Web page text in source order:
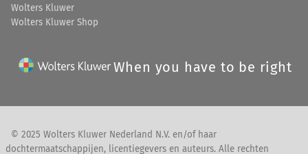
Wolters Kluwer
Wolters Kluwer Shop
When you have to be right
© 2025 Wolters Kluwer Nederland N.V. en/of haar
dochtermaatschappijen, licentiegevers en auteurs. Alle rechten